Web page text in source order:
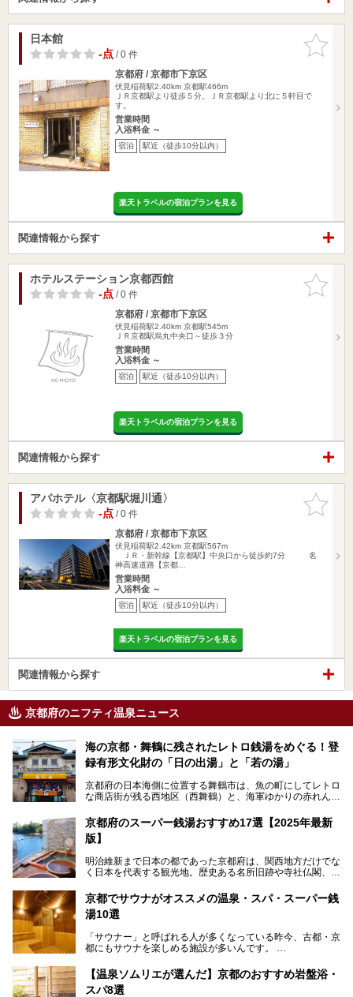
お気に入
りに追加
日本館
-点/ 0 件
京都府 / 京都市下京区
伏見稲荷駅2.40km 京都駅466m
ＪＲ京都駅より徒歩５分。ＪＲ京都駅より北に５軒目で
す。
営業時間
入浴料金 ～
宿泊 駅近（徒歩10分以内）
楽天トラベルの宿泊プランを見る
関連情報から探す
お気に入
りに追加
ホテルステーション京都西館
-点/ 0 件
京都府 / 京都市下京区
伏見稲荷駅2.40km 京都駅545m
ＪＲ京都駅烏丸中央口～徒歩３分
営業時間
入浴料金 ～
宿泊 駅近（徒歩10分以内）
楽天トラベルの宿泊プランを見る
関連情報から探す
お気に入
りに追加
アパホテル〈京都駅堀川通〉
-点/ 0 件
京都府 / 京都市下京区
伏見稲荷駅2.42km 京都駅567m
ＪＲ・新幹線【京都駅】中央口から徒歩約7分 名
神高速道路【京都…
営業時間
入浴料金 ～
宿泊 駅近（徒歩10分以内）
楽天トラベルの宿泊プランを見る
関連情報から探す
京都府のニフティ温泉ニュース
海の京都・舞鶴に残されたレトロ銭湯をめぐる！登
録有形文化財の「日の出湯」と「若の湯」
京都府の日本海側に位置する舞鶴市は、魚の町にしてレトロ
な商店街が残る西地区（西舞鶴）と、海軍ゆかりの赤れんが
ます。今回案内するのは西地区に今も残る2軒の銭湯「日の
出湯」と「若の湯」。いずれも国の登録有形文化財に指定さ
れた歴史ある建物でありながら、今も現役のお風呂屋さんで
漁師町や商店街で働く人々を支えてきたこの2軒の銭湯とと
ます。
───
この記事は京都府舞鶴市のPR記事です。
京都府のスーパー銭湯おすすめ17選【2025年最新
版】
明治維新まで日本の都であった京都府は、関西地方だけでな
く日本を代表する観光地。歴史ある名所旧跡や寺社仏閣、そ
今回は、そんな京都府で2025年現在おすすめのスーパー銭
湯を紹介します。
部でレジャー気分を満喫できる温泉施設まで、好みのスーパ
ー銭湯を探してみてくださいね。
京都でサウナがオススメの温泉・スパ・スーパー銭
湯10選
「サウナー」と呼ばれる人が多くなっている昨今、古都・京
都にもサウナを楽しめる施設が多いんです。
自分の好きなサウナを探すのもいいですが、さまざまなサウ
ナを体感してみたいですよね。
【温泉ソムリエが選んだ】京都のおすすめ岩盤浴・
スパ8選